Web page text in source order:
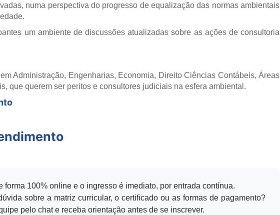
numa perspectiva do progresso de equalização das normas ambientais
um ambiente de discussões atualizadas sobre as ações de consultoria
Administração, Engenharias, Economia, Direito Ciências Contábeis, Áreas
que querem ser peritos e consultores judiciais na esfera ambiental.
forma 100% online e o ingresso é imediato, por entrada contínua.
sobre a matriz curricular, o certificado ou as formas de pagamento?
pelo chat e receba orientação antes de se inscrever.